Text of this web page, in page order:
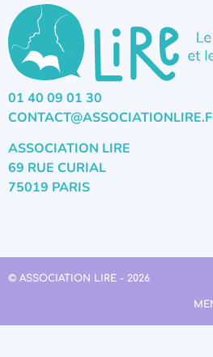
01 40 09 01 30
ASSOCIATION LIRE
69 RUE CURIAL
75019 PARIS
© ASSOCIATION LIRE - 2026